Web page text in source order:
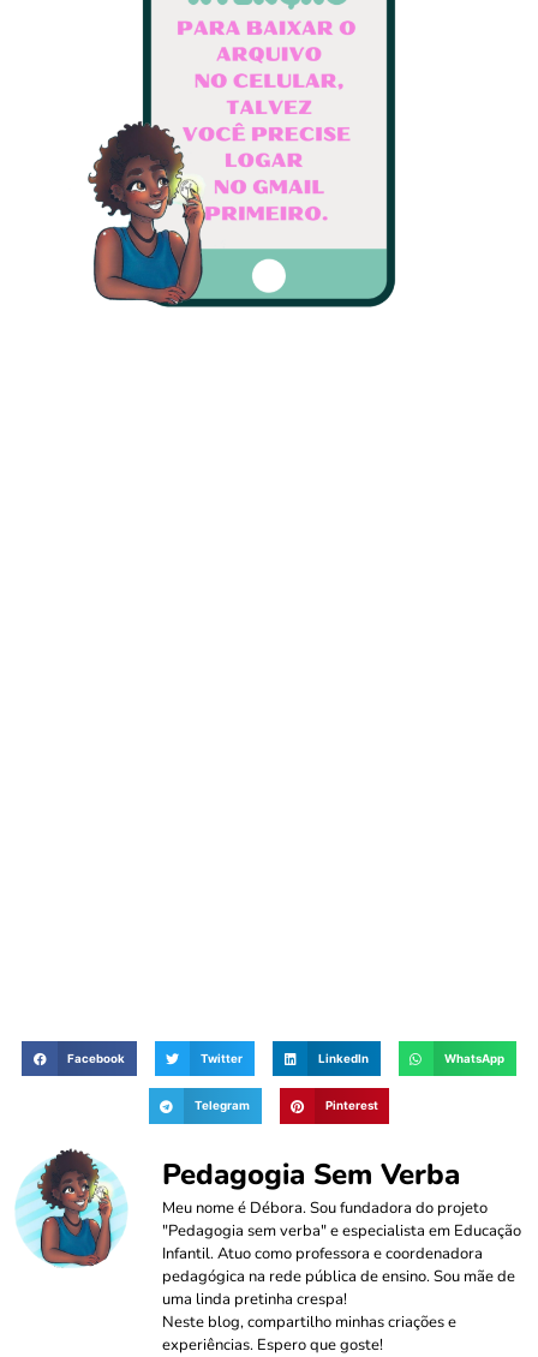
Facebook Twitter LinkedIn WhatsApp
Telegram Pinterest
Pedagogia Sem Verba
Meu nome é Débora. Sou fundadora do projeto
"Pedagogia sem verba" e especialista em Educação
Infantil. Atuo como professora e coordenadora
pedagógica na rede pública de ensino. Sou mãe de
uma linda pretinha crespa!
Neste blog, compartilho minhas criações e
experiências. Espero que goste!